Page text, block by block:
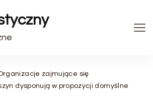
zajmujące się
dysponują w propozycji domyślne